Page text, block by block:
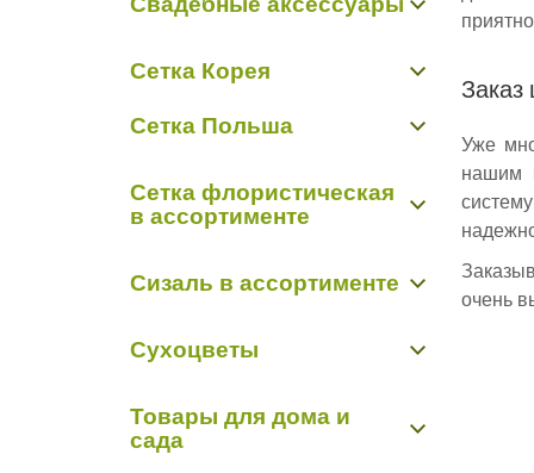
Салфетки с бахромой, полотно лён
Сетка Корея
Сетка Польша
Сетка флористическая
в ассортименте
лен искусственный
Сетка Корея
Сетка Польша
Сетка пр-во Китай
Сетка Сизаль крупная ячейка
Сизаль в ассортименте
Сизаль распушной
Сухоцветы
Товары для дома и
сада
Заказ
Уже
нашим
очень